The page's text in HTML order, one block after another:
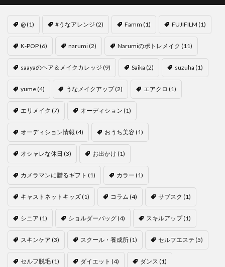
@(1) #うなアレンジ (2) Famm (1) FUJIFILM (1)
K-POP(6) narumi(2) Narumiのポトレメイク (11)
saayaのヘア＆メイクカレッジ (9) Saika (2) suzuha (1)
yume(4) うなメイクアップ(2) エアクロ (1)
エリメイク (7) オーディション (1)
オーディション情報 (4) おうち美容(1)
オシャレな休日 (3) お出かけ (1)
カメラマンに贈るギフト (1) カラー (1)
キャストネットキッズ(1) コラム (4) サブスク (1)
シニア (1) ショルダーバッグ(4) スキルアップ(1)
スキンケア (3) スクール・養成所(1) セルフエステ (5)
セルフ脱毛(1) ダイエット (4) ダンス (1)